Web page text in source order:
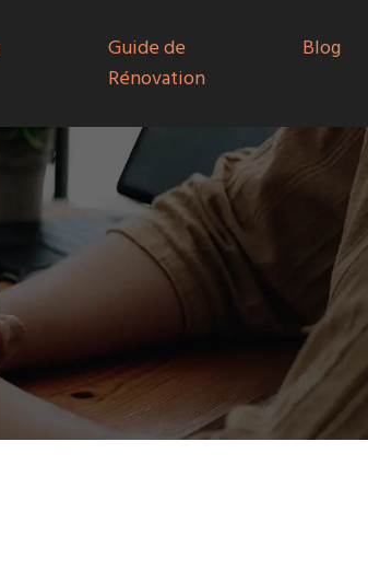
Guide de
Rénovation
Blog